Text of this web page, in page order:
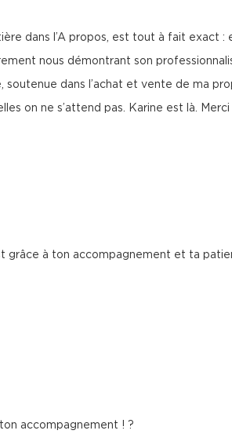
dans l’A propos, est tout à fait exact
nous démontrant son
dans l’achat et vente de ma
on ne s’attend pas. Karine est là.
grâce à ton accompagnement et ta
accompagnement ! ?